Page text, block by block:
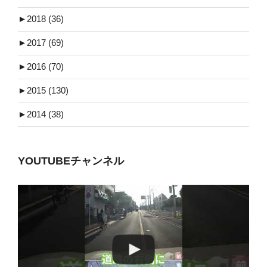
► 2018 (36)
► 2017 (69)
► 2016 (70)
► 2015 (130)
► 2014 (38)
YOUTUBEチャンネル